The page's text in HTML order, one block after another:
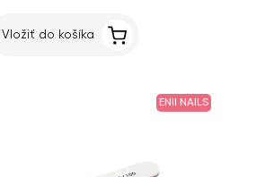
Vložiť do košíka
ENII NAILS